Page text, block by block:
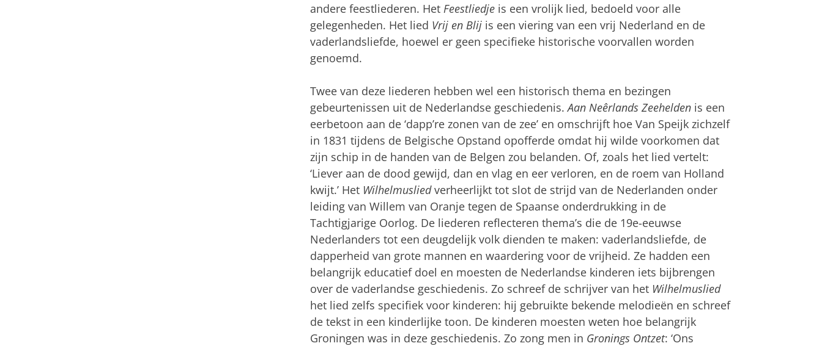
andere feestliederen. Het Feestliedjeis een vrolijk lied, bedoeld voor alle
gelegenheden. Het lied Vrij en Blijis een viering van een vrij Nederland en de
vaderlandsliefde, hoewel er geen specifieke historische voorvallen worden
genoemd.
Twee van deze liederen hebben wel een historisch thema en bezingen
gebeurtenissen uit de Nederlandse geschiedenis.Aan Neêrlands Zeeheldenis een
eerbetoon aan de ‘dapp’re zonen van de zee’ en omschrijft hoe Van Speijk zichzelf
in 1831 tijdens de Belgische Opstand opofferde omdat hij wilde voorkomen dat
zijn schip in de handen van de Belgen zou belanden. Of, zoals het lied vertelt:
‘Liever aan de dood gewijd, dan en vlag en eer verloren, en de roem van Holland
kwijt.’ Het Wilhelmusliedverheerlijkt tot slot de strijd van de Nederlanden onder
leiding van Willem van Oranje tegen de Spaanse onderdrukking in de
Tachtigjarige Oorlog. De liederen reflecteren thema’s die de 19e-eeuwse
Nederlanders tot een deugdelijk volk dienden te maken: vaderlandsliefde, de
dapperheid van grote mannen en waardering voor de vrijheid. Ze hadden een
belangrijk educatief doel en moesten de Nederlandse kinderen iets bijbrengen
over de vaderlandse geschiedenis. Zo schreef de schrijver van het Wilhelmuslied
het lied zelfs specifiek voor kinderen: hij gebruikte bekende melodieën en schreef
de tekst in een kinderlijke toon. De kinderen moesten weten hoe belangrijk
Groningen was in deze geschiedenis. Zo zong men in Gronings Ontzet: ‘Ons